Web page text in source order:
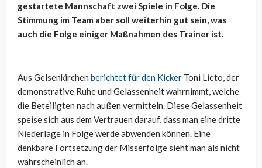
gestartete Mannschaft zwei Spiele in Folge. Die
Stimmung im Team aber soll weiterhin gut sein, was
auch die Folge einiger Maßnahmen des Trainer ist.
Aus Gelsenkirchen berichtet für den Kicker Toni Lieto, der
demonstrative Ruhe und Gelassenheit wahrnimmt, welche
die Beteiligten nach außen vermitteln. Diese Gelassenheit
speise sich aus dem Vertrauen darauf, dass man eine dritte
Niederlage in Folge werde abwenden können. Eine
denkbare Fortsetzung der Misserfolge sieht man als nicht
wahrscheinlich an.